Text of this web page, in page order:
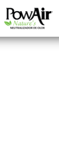
/